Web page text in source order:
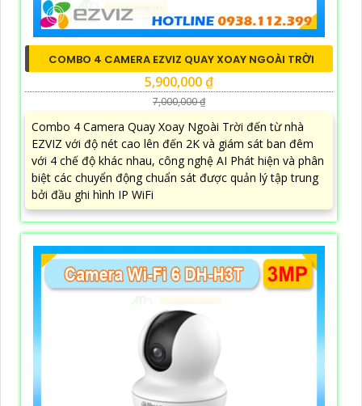
COMBO 4 CAMERA EZVIZ QUAY XOAY NGOÀI TRỜI
5,900,000 ₫
7,000,000 ₫
Combo 4 Camera Quay Xoay Ngoài Trời đến từ nhà
EZVIZ với độ nét cao lên đến 2K và giám sát ban đêm
với 4 chế độ khác nhau, công nghệ AI Phát hiện và phân
biệt các chuyển động chuẩn sát được quản lý tập trung
bởi đầu ghi hình IP WiFi